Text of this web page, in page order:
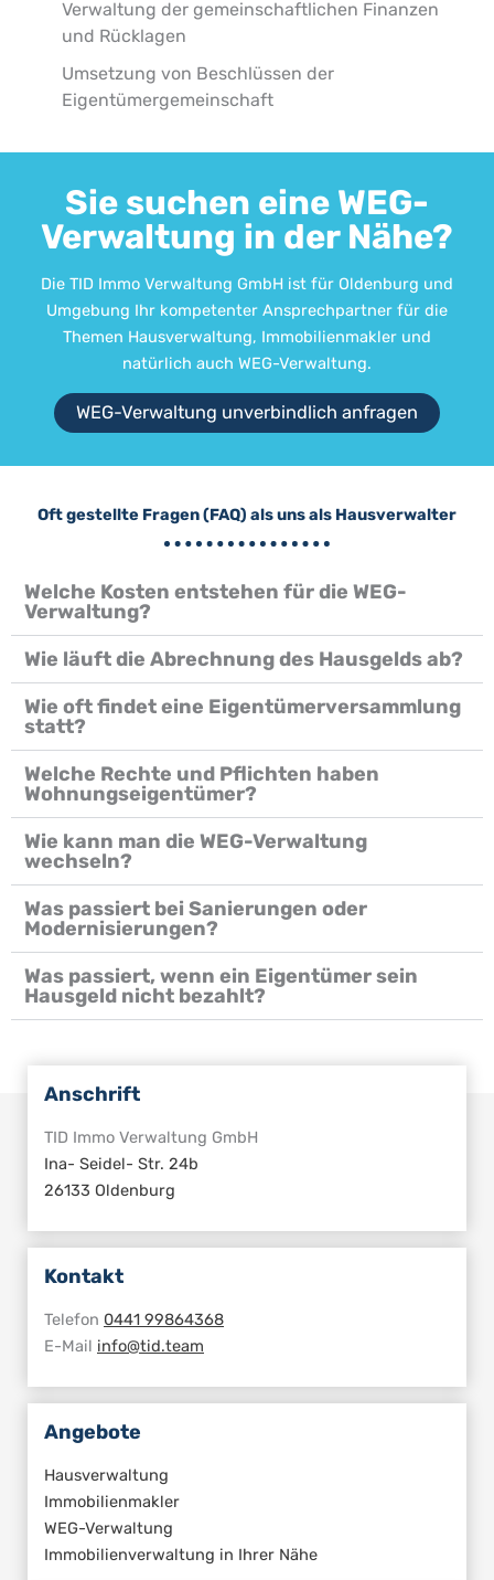
Verwaltung der gemeinschaftlichen Finanzen
und Rücklagen
Umsetzung von Beschlüssen der
Eigentümergemeinschaft
Sie suchen eine WEG-
Verwaltung in der Nähe?
Die TID Immo Verwaltung GmbH ist für Oldenburg und
Umgebung Ihr kompetenter Ansprechpartner für die
Themen Hausverwaltung, Immobilienmakler und
natürlich auch WEG-Verwaltung.
WEG-Verwaltung unverbindlich anfragen
Oft gestellte Fragen (FAQ) als uns als Hausverwalter
Welche Kosten entstehen für die WEG-
Verwaltung?
Wie läuft die Abrechnung des Hausgelds ab?
Wie oft findet eine Eigentümerversammlung
statt?
Welche Rechte und Pflichten haben
Wohnungseigentümer?
Wie kann man die WEG-Verwaltung
wechseln?
Was passiert bei Sanierungen oder
Modernisierungen?
Was passiert, wenn ein Eigentümer sein
Hausgeld nicht bezahlt?
Anschrift
TID Immo Verwaltung GmbH
Ina- Seidel- Str. 24b
26133 Oldenburg
Kontakt
Telefon 0441 99864368
E-Mail info@tid.team
Angebote
Hausverwaltung
Immobilienmakler
WEG-Verwaltung
Immobilienverwaltung in Ihrer Nähe